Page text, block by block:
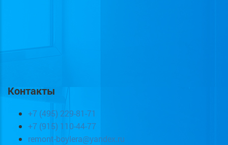
Контакты
+7 (495) 229-81-71
+7 (915) 110-44-77
remont-boylera@yandex.ru